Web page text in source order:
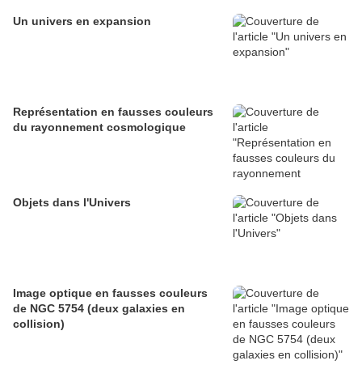
Un univers en expansion
Représentation en fausses couleurs
du rayonnement cosmologique
Objets dans l'Univers
Image optique en fausses couleurs
de NGC 5754 (deux galaxies en
collision)